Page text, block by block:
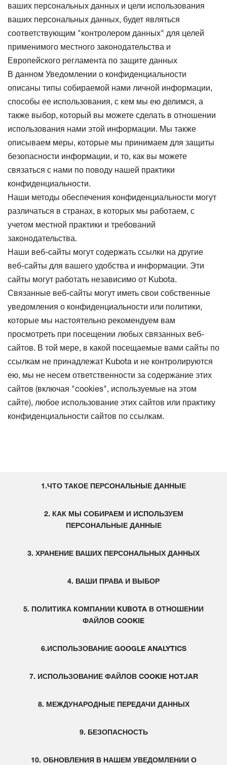
ваших персональных данных и цели использования
ваших персональных данных, будет являться
соответствующим "контролером данных" для целей
применимого местного законодательства и
Европейского регламента по защите данных
В данном Уведомлении о конфиденциальности
описаны типы собираемой нами личной информации,
способы ее использования, с кем мы ею делимся, а
также выбор, который вы можете сделать в отношении
использования нами этой информации. Мы также
описываем меры, которые мы принимаем для защиты
безопасности информации, и то, как вы можете
связаться с нами по поводу нашей практики
конфиденциальности.
Наши методы обеспечения конфиденциальности могут
различаться в странах, в которых мы работаем, с
учетом местной практики и требований
законодательства.
Наши веб-сайты могут содержать ссылки на другие
веб-сайты для вашего удобства и информации. Эти
сайты могут работать независимо от Kubota.
Связанные веб-сайты могут иметь свои собственные
уведомления о конфиденциальности или политики,
которые мы настоятельно рекомендуем вам
просмотреть при посещении любых связанных веб-
сайтов. В той мере, в какой посещаемые вами сайты по
ссылкам не принадлежат Kubota и не контролируются
ею, мы не несем ответственности за содержание этих
сайтов (включая "cookies", используемые на этом
сайте), любое использование этих сайтов или практику
конфиденциальности сайтов по ссылкам.
1.ЧТО ТАКОЕ ПЕРСОНАЛЬНЫЕ ДАННЫЕ
2. КАК МЫ СОБИРАЕМ И ИСПОЛЬЗУЕМ
ПЕРСОНАЛЬНЫЕ ДАННЫЕ
3. ХРАНЕНИЕ ВАШИХ ПЕРСОНАЛЬНЫХ ДАННЫХ
4. ВАШИ ПРАВА И ВЫБОР
5. ПОЛИТИКА КОМПАНИИ KUBOTA В ОТНОШЕНИИ
ФАЙЛОВ COOKIE
6.ИСПОЛЬЗОВАНИЕ GOOGLE ANALYTICS
7. ИСПОЛЬЗОВАНИЕ ФАЙЛОВ COOKIE HOTJAR
8. МЕЖДУНАРОДНЫЕ ПЕРЕДАЧИ ДАННЫХ
9. БЕЗОПАСНОСТЬ
10. ОБНОВЛЕНИЯ В НАШЕМ УВЕДОМЛЕНИИ О